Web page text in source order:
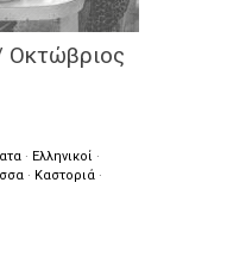
Οκτώβριος
· Ελληνικοί ·
· Καστοριά ·